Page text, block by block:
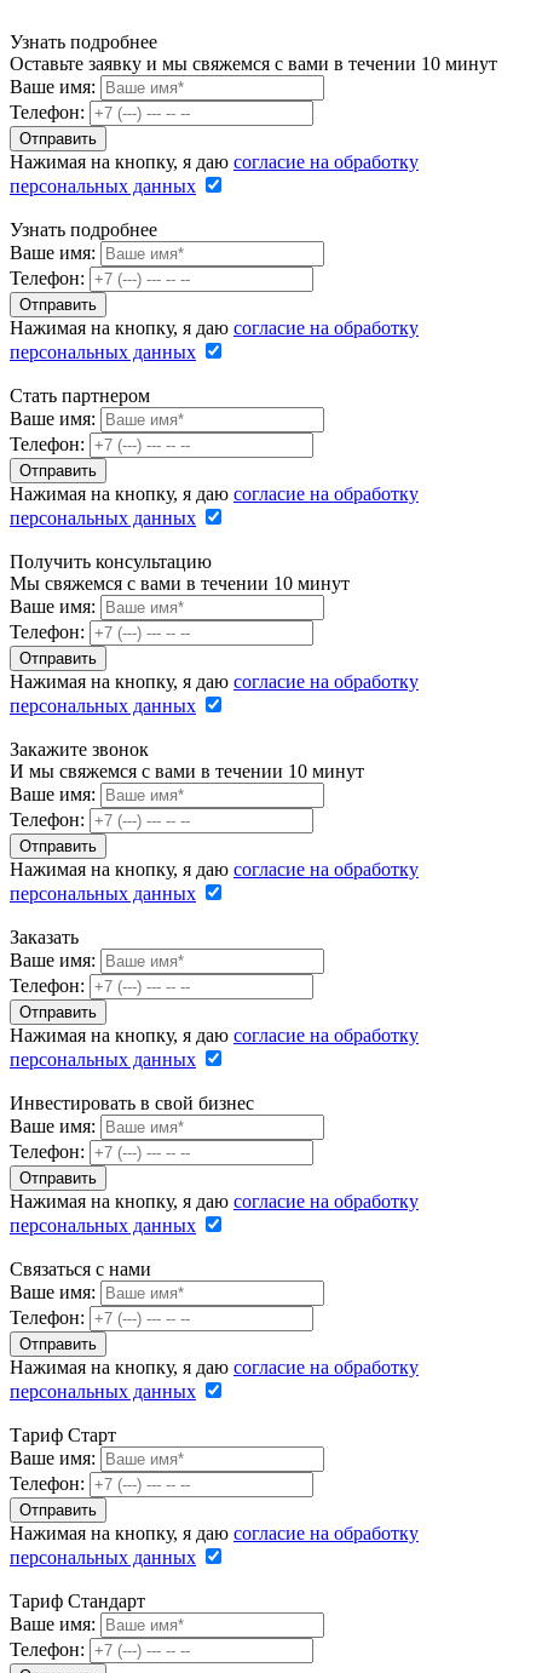
Узнать подробнее
Оставьте заявку и мы свяжемся с вами в течении 10 минут
Ваше имя:
Телефон:
Нажимая на кнопку, я даю согласие на обработку
персональных данных
Узнать подробнее
Ваше имя:
Телефон:
Нажимая на кнопку, я даю согласие на обработку
персональных данных
Стать партнером
Ваше имя:
Телефон:
Нажимая на кнопку, я даю согласие на обработку
персональных данных
Получить консультацию
Мы свяжемся с вами в течении 10 минут
Ваше имя:
Телефон:
Нажимая на кнопку, я даю согласие на обработку
персональных данных
Закажите звонок
И мы свяжемся с вами в течении 10 минут
Ваше имя:
Телефон:
Нажимая на кнопку, я даю согласие на обработку
персональных данных
Заказать
Ваше имя:
Телефон:
Нажимая на кнопку, я даю согласие на обработку
персональных данных
Инвестировать в свой бизнес
Ваше имя:
Телефон:
Нажимая на кнопку, я даю согласие на обработку
персональных данных
Связаться с нами
Ваше имя:
Телефон:
Нажимая на кнопку, я даю согласие на обработку
персональных данных
Тариф Старт
Ваше имя:
Телефон:
Нажимая на кнопку, я даю согласие на обработку
персональных данных
Тариф Стандарт
Ваше имя:
Телефон: